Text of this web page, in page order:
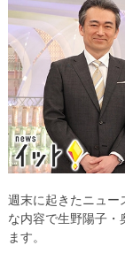
週末に起きたニュー
な内容で生野陽子・
ます。